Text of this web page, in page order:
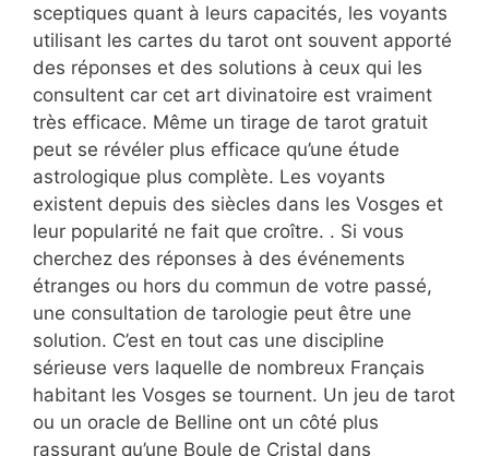
sceptiques quant à leurs capacités, les voyants
utilisant les cartes du tarot ont souvent apporté
des réponses et des solutions à ceux qui les
consultent car cet art divinatoire est vraiment
très efficace. Même un tirage de tarot gratuit
peut se révéler plus efficace qu’une étude
astrologique plus complète. Les voyants
existent depuis des siècles dans les Vosges et
leur popularité ne fait que croître. . Si vous
cherchez des réponses à des événements
étranges ou hors du commun de votre passé,
une consultation de tarologie peut être une
solution. C’est en tout cas une discipline
sérieuse vers laquelle de nombreux Français
habitant les Vosges se tournent. Un jeu de tarot
ou un oracle de Belline ont un côté plus
rassurant qu’une Boule de Cristal dans